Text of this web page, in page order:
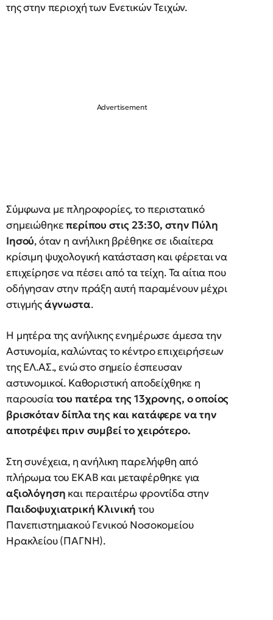
της στην περιοχή των Ενετικών Τειχών.
Σύμφωνα με πληροφορίες, το περιστατικό
σημειώθηκεπερίπου στις 23:30, στην Πύλη
Ιησού, όταν η ανήλικη βρέθηκε σε ιδιαίτερα
κρίσιμη ψυχολογική κατάσταση και φέρεται να
επιχείρησε να πέσει από τα τείχη. Τα αίτια που
οδήγησαν στην πράξη αυτή παραμένουν μέχρι
στιγμήςάγνωστα.
Η μητέρα της ανήλικης ενημέρωσε άμεσα την
Αστυνομία, καλώντας το κέντρο επιχειρήσεων
της ΕΛ.ΑΣ., ενώ στο σημείο έσπευσαν
αστυνομικοί. Καθοριστική αποδείχθηκε η
παρουσίατου πατέρα της 13χρονης, ο οποίος
βρισκόταν δίπλα της και κατάφερε να την
αποτρέψει πριν συμβεί το χειρότερο.
Στη συνέχεια, η ανήλικη παρελήφθη από
πλήρωμα του ΕΚΑΒ και μεταφέρθηκε για
αξιολόγηση και περαιτέρω φροντίδα στην
Παιδοψυχιατρική Κλινικήτου
Πανεπιστημιακού Γενικού Νοσοκομείου
Ηρακλείου (ΠΑΓΝΗ).